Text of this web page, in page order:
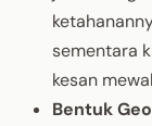
sementara
kesan
Bentuk